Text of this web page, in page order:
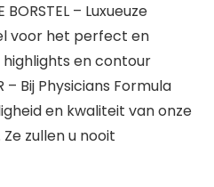
BORSTEL – Luxueuze
voor het perfect en
en contour
– Bij Physicians Formula
en kwaliteit van onze
zullen u nooit